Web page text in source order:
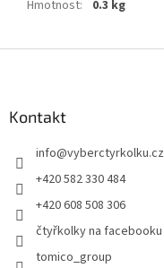
Hmotnost: 0.3 kg
Kontakt
info@vyberctyrkolku.cz
+420 582 330 484
+420 608 508 306
čtyřkolky na facebooku
tomico_group